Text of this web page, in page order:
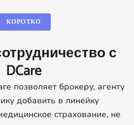
КОРОТКО
с
DCare
позволяет брокеру, агенту
добавить в линейку
страхование, не